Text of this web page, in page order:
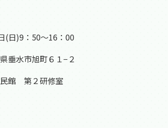
(日)9：50～16：00
垂水市旭町６１−２
民館 第２研修室